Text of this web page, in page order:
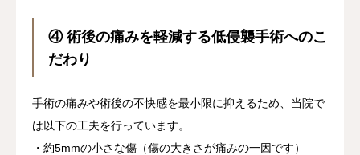
④ 術後の痛みを軽減する低侵襲手術へのこ
だわり
手術の痛みや術後の不快感を最小限に抑えるため、当院で
は以下の工夫を行っています。
・約5mmの小さな傷（傷の大きさが痛みの一因です）